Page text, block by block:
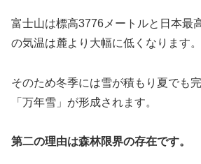
富士山は標高3776メートルと日本最
の気温は麓より大幅に低くなります。
そのため冬季には雪が積もり夏でも
「万年雪」が形成されます。
第二の理由は森林限界の存在です。